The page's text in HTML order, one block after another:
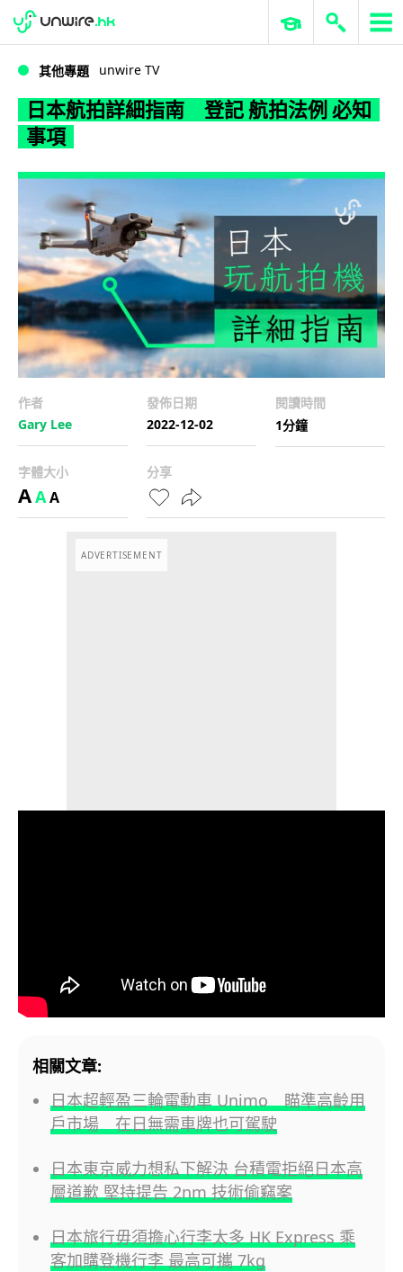
日本航拍詳細指南 登記 航拍法例 必知事項
WWDC 2026 ERP 與商業 AI
其他專題 unwire TV
日本航拍詳細指南 登記 航拍法例 必知
事項
作者
Gary Lee
發佈日期
2022-12-02
閱讀時間
1分鐘
字體大小
AAA
分享
ADVERTISEMENT
相關文章:
日本超輕盈三輪電動車 Unimo 瞄準高齡用
戶市場 在日無需車牌也可駕駛
日本東京威力想私下解決 台積電拒絕日本高
層道歉 堅持提告 2nm 技術偷竊案
日本旅行毋須擔心行李太多 HK Express 乘
客加購登機行李 最高可攜 7kg